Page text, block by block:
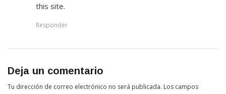
this site.
Responder
Deja un comentario
Tu dirección de correo electrónico no será publicada. Los campos